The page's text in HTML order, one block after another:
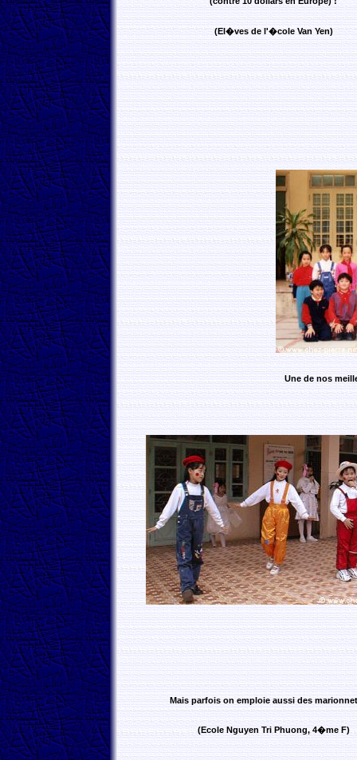
(El�ves de l'�cole Van Yen)
Une de nos
Mais parfois on emploie aussi des
(Ecole Nguyen Tri Phuong, 4�me F)